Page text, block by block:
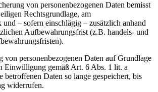
von personenbezogenen Daten bemisst
Rechtsgrundlage, am
und – sofern einschlägig – zusätzlich anhand
Aufbewahrungsfrist (z.B. handels- und
von personenbezogenen Daten auf Grundlage
Einwilligung gemäß Art. 6 Abs. 1 lit. a
Daten so lange gespeichert, bis
widerrufen.